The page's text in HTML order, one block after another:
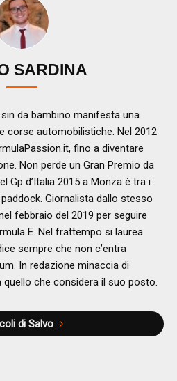
SARDINA
da bambino manifesta una
corse automobilistiche. Nel 2012
fino a diventare
Non perde un Gran Premio da
Gp d’Italia 2015 a Monza è tra i
Giornalista dallo stesso
febbraio del 2019 per seguire
E. Nel frattempo si laurea
sempre che non c’entra
In redazione minaccia di
che considera il suo posto.
di Salvo